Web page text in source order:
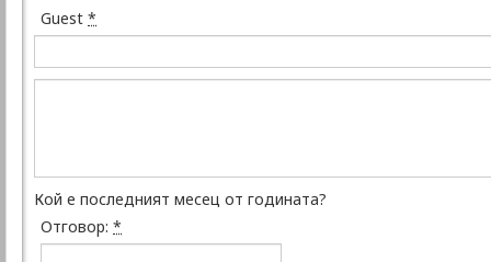
Guest *
Кой е последният месец от годината?
Отговор: *